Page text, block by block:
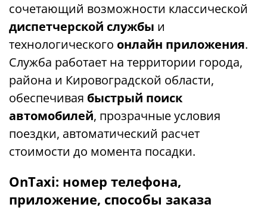
сочетающий возможности классической
диспетчерской службы и
технологического онлайн приложения.
Служба работает на территории города,
района и Кировоградской области,
обеспечивая быстрый поиск
автомобилей, прозрачные условия
поездки, автоматический расчет
стоимости до момента посадки.
OnTaxi: номер телефона,
приложение, способы заказа